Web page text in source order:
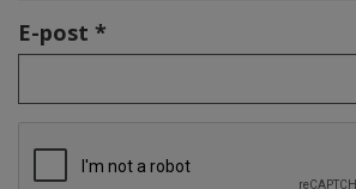
E-post *